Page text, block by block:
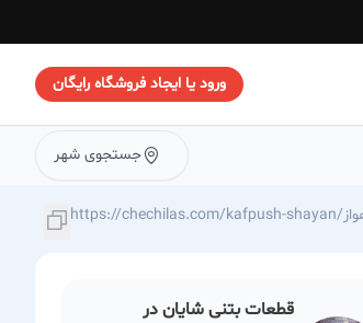
ورود یا ایجاد فروشگاه رایگان
جستجوی شهر
قطعات بتنی شایان در